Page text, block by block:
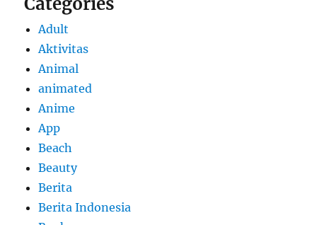
Adult
Aktivitas
Animal
animated
Anime
App
Beach
Beauty
Berita
Berita Indonesia